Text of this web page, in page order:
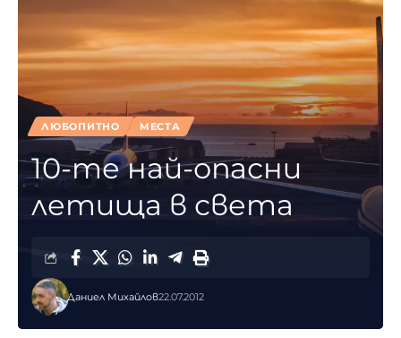
ЛЮБОПИТНО МЕСТА
10-те най-опасни
летища в света
Даниел Михайлов22.07.2012